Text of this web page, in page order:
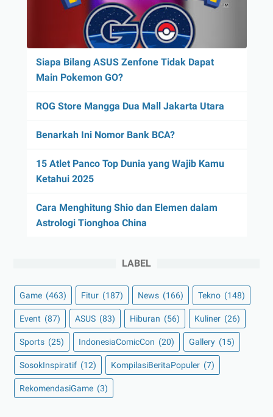
Siapa Bilang ASUS Zenfone Tidak Dapat
Main Pokemon GO?
ROG Store Mangga Dua Mall Jakarta Utara
Benarkah Ini Nomor Bank BCA?
15 Atlet Panco Top Dunia yang Wajib Kamu
Ketahui 2025
Cara Menghitung Shio dan Elemen dalam
Astrologi Tionghoa China
LABEL
Game (463) Fitur (187) News (166) Tekno (148)
Event (87) ASUS (83) Hiburan (56) Kuliner (26)
Sports (25) IndonesiaComicCon (20) Gallery (15)
SosokInspiratif (12) KompilasiBeritaPopuler (7)
RekomendasiGame (3)